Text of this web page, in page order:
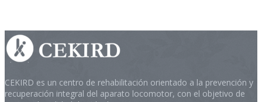
CEKIRD es un centro de rehabilitación orientado a la prevención y
recuperación integral del aparato locomotor, con el objetivo de